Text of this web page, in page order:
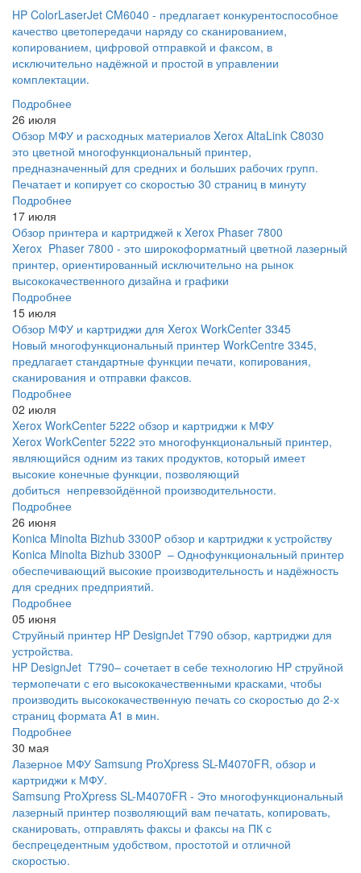
HP ColorLaserJet CM6040 - предлагает конкурентоспособное
качество цветопередачи наряду со сканированием,
копированием, цифровой отправкой и факсом, в
исключительно надёжной и простой в управлении
комплектации.
Подробнее
26 июля
Обзор МФУ и расходных материалов Xerox AltaLink C8030
это цветной многофункциональный принтер,
предназначенный для средних и больших рабочих групп.
Печатает и копирует со скоростью 30 страниц в минуту
Подробнее
17 июля
Обзор принтера и картриджей к Xerox Phaser 7800
Xerox Phaser 7800 - это широкоформатный цветной лазерный
принтер, ориентированный исключительно на рынок
высококачественного дизайна и графики
Подробнее
15 июля
Обзор МФУ и картриджи для Xerox WorkCenter 3345
Новый многофункциональный принтер WorkCentre 3345,
предлагает стандартные функции печати, копирования,
сканирования и отправки факсов.
Подробнее
02 июля
Xerox WorkCenter 5222 обзор и картриджи к МФУ
Xerox WorkCenter 5222 это многофункциональный принтер,
являющийся одним из таких продуктов, который имеет
высокие конечные функции, позволяющий
добиться непревзойдённой производительности.
Подробнее
26 июня
Konica Minolta Bizhub 3300P обзор и картриджи к устройству
Konica Minolta Bizhub 3300P – Однофункциональный принтер
обеспечивающий высокие производительность и надёжность
для средних предприятий.
Подробнее
05 июня
Струйный принтер HP DesignJet T790 обзор, картриджи для
устройства.
HP DesignJet T790– сочетает в себе технологию HP струйной
термопечати с его высококачественными красками, чтобы
производить высококачественную печать со скоростью до 2-х
страниц формата A1 в мин.
Подробнее
30 мая
Лазерное МФУ Samsung ProXpress SL-M4070FR, обзор и
картриджи к МФУ.
Samsung ProXpress SL-M4070FR - Это многофункциональный
лазерный принтер позволяющий вам печатать, копировать,
сканировать, отправлять факсы и факсы на ПК с
беспрецедентным удобством, простотой и отличной
скоростью.